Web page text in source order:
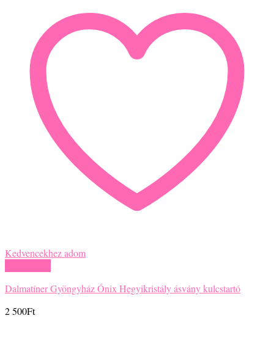
Kedvencekhez adom
Dalmatíner Gyöngyház Ónix Hegyikristály ásvány kulcstartó
2 500Ft